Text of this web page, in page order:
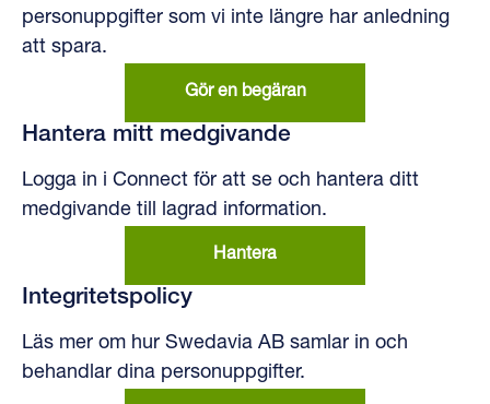
personuppgifter som vi inte längre har anledning
att spara.
Gör en begäran
Hantera mitt medgivande
Logga in i Connect för att se och hantera ditt
medgivande till lagrad information.
Hantera
Integritetspolicy
Läs mer om hur Swedavia AB samlar in och
behandlar dina personuppgifter.